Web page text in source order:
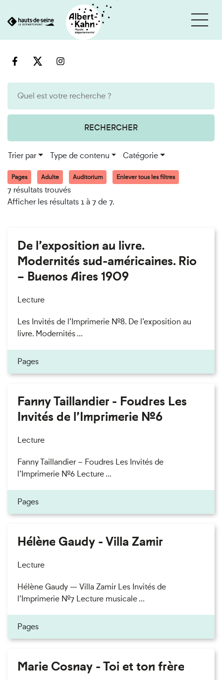
au
RECHERCHER
Trier par Type de contenu Catégorie
Pages Adulte Auditorium Enlever tous les filtres
7 résultats trouvés
Afficher les résultats 1 à 7 de 7.
De l’exposition au livre.
Modernités sud-américaines. Rio
– Buenos Aires 1909
Lecture
Les Invités de l’Imprimerie n°8. De l’exposition au
livre. Modernités ...
Pages
Fanny Taillandier - Foudres Les
Invités de l’Imprimerie n°6
Lecture
Fanny Taillandier – Foudres Les Invités de
l’Imprimerie n°6 Lecture ...
Pages
Hélène Gaudy - Villa Zamir
Lecture
Hélène Gaudy — Villa Zamir Les Invités de
l’Imprimerie n°7 Lecture musicale ...
Pages
Marie Cosnay - Toi et ton frère
Cookies et traceurs utilisés sur ce site